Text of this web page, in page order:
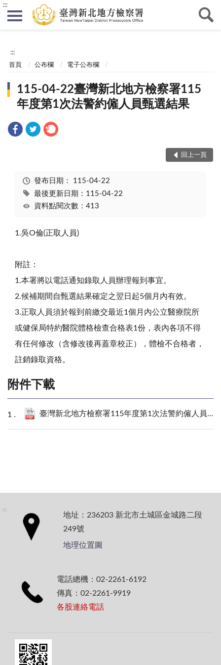
:::
:::
首頁 公布欄 電子公布欄
115-04-22臺灣新北地方檢察署115
年度第1次法警約僱人員甄選結果
回上一頁
發布日期： 115-04-22
最後更新日期：115-04-22
資料點閱次數：413
1.吳O倫(正取人員)
附註：
1.本署將以電話通知錄取人員辦理報到事宜。
2.候補期間自甄選結果確定之翌日起5個月內有效。
3.正取人員須於報到前繳交最近1個月內公立醫療院所
或健保局特約醫院體格檢查合格表1份，表內各項不得
有任何修改（含修改後再蓋章校正），體檢不合格者，
註銷錄取資格。
附件下載
臺灣新北地方檢察署115年度第1次法警約僱人員公開甄選報名體檢表.pdf
:::
地址：236203 新北市土城區金城路二段
249號
地理位置圖
電話總機：02-2261-6192
傳真：02-2261-9919
各股連絡電話